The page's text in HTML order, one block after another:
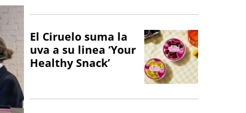
El Ciruelo suma la
uva a su linea ‘Your
Healthy Snack’